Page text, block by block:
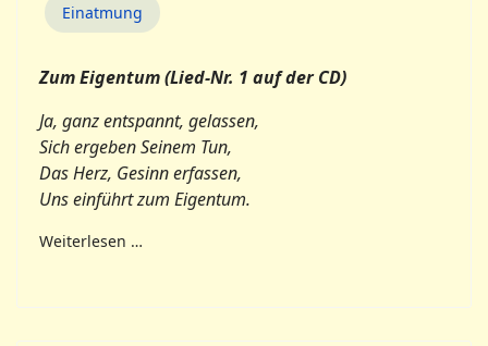
Einatmung
Zum Eigentum(Lied-Nr. 1 auf der CD)
Ja, ganz entspannt, gelassen,
Sich ergeben Seinem Tun,
Das Herz, Gesinn erfassen,
Uns einführt zum Eigentum.
Weiterlesen …